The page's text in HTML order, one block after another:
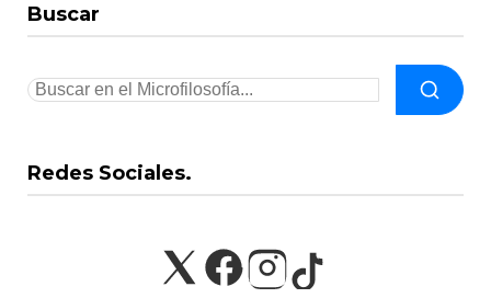
Buscar
Redes Sociales.